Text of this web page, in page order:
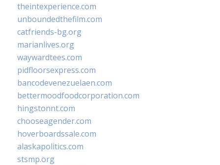
theintexperience.com
unboundedthefilm.com
catfriends-bg.org
marianlives.org
waywardtees.com
pidfloorsexpress.com
bancodevenezuelaen.com
bettermoodfoodcorporation.com
hingstonnt.com
chooseagender.com
hoverboardssale.com
alaskapolitics.com
stsmp.org